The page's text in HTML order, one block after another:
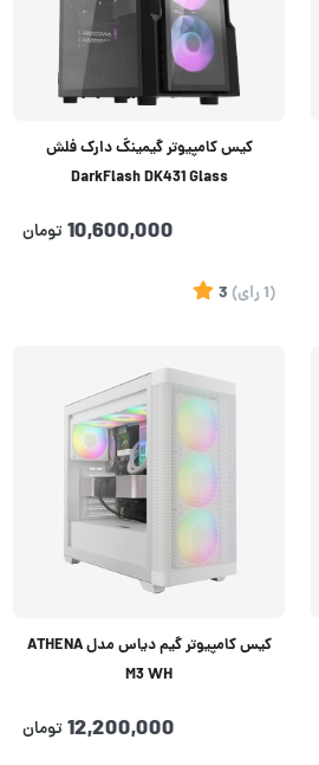
کیس کامپیوتر گیمینگ دارک فلش
DarkFlash DK431 Glass
10,600,000تومان
(1 رای)
3
کیس کامپیوتر گیم دیاس مدل ATHENA
M3 WH
12,200,000تومان